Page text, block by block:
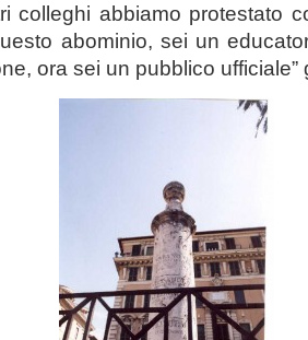
colleghi abbiamo protestato
abominio, sei un
ora sei un pubblico ufficiale”